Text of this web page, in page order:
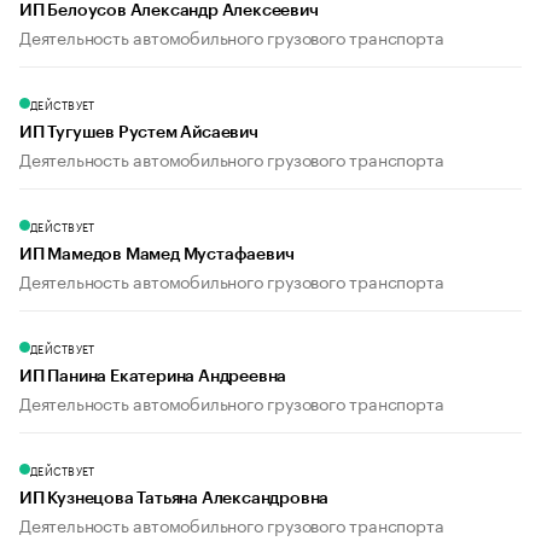
ИП Белоусов Александр Алексеевич
Деятельность автомобильного грузового транспорта
ДЕЙСТВУЕТ
ИП Тугушев Рустем Айсаевич
Деятельность автомобильного грузового транспорта
ДЕЙСТВУЕТ
ИП Мамедов Мамед Мустафаевич
Деятельность автомобильного грузового транспорта
ДЕЙСТВУЕТ
ИП Панина Екатерина Андреевна
Деятельность автомобильного грузового транспорта
ДЕЙСТВУЕТ
ИП Кузнецова Татьяна Александровна
Деятельность автомобильного грузового транспорта